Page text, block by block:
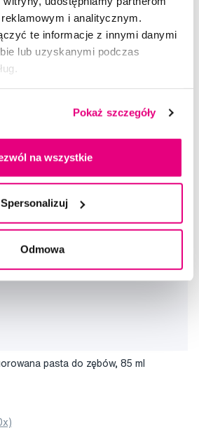
i analitycznym.
te informacje z innymi danymi
lub uzyskanymi podczas
Pokaż szczegóły
na wszystkie
Spersonalizuj
Odmowa
Dostępny > 5 szt
Natychmiast w1 sklepie
pasta do zębów, 85 ml